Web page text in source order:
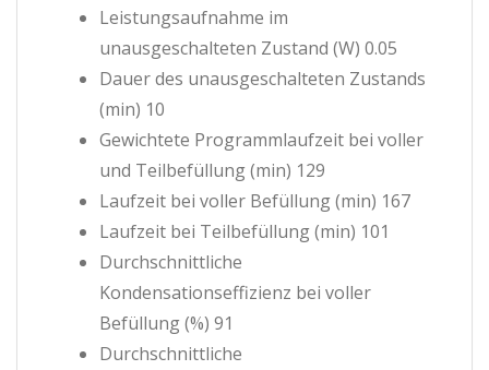
Leistungsaufnahme im
unausgeschalteten Zustand (W) 0.05
Dauer des unausgeschalteten Zustands
(min) 10
Gewichtete Programmlaufzeit bei voller
und Teilbefüllung (min) 129
Laufzeit bei voller Befüllung (min) 167
Laufzeit bei Teilbefüllung (min) 101
Durchschnittliche
Kondensationseffizienz bei voller
Befüllung (%) 91
Durchschnittliche